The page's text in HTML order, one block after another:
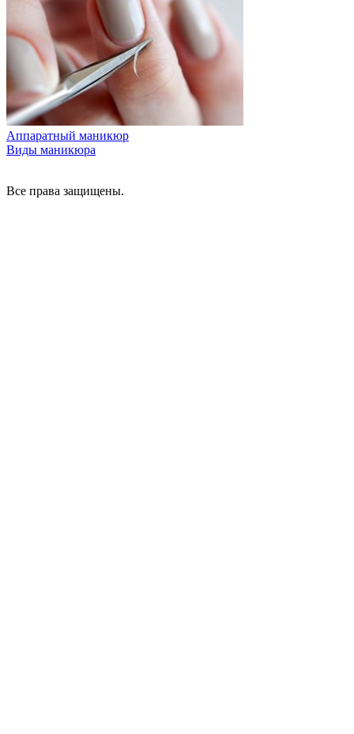
Аппаратный маникюр
Виды маникюра
Все права защищены.